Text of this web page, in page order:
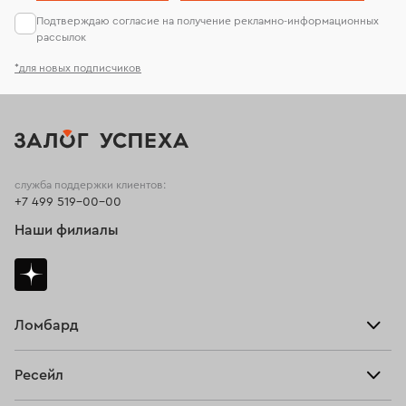
*для новых подписчиков
Подтверждаю согласие на получение рекламно-информационных
рассылок
Ломбард
Ресейл
служба поддержки клиентов:
+7 499 519-00-00
Наши филиалы